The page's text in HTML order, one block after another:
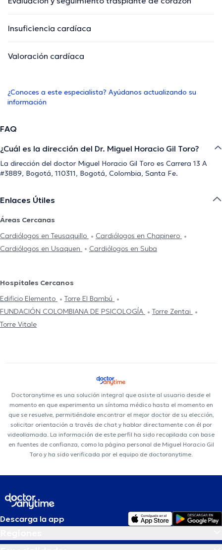
Insuficiencia cardíaca
Valoración cardíaca
¿Conoces a este especialista? Ayúdanos actualizando su
información
FAQ
¿Cuál es la dirección del Dr. Miguel Horacio Gil Toro?
La dirección del doctor Miguel Horacio Gil Toro es Carrera 13 A
#3889, Bogotá, 110311, Bogotá, Colombia, Santa Fe.
Enlaces Útiles
Áreas Cercanas
Cardiólogos en Teusaquillo
Cardiólogos en Chapinero
Cardiólogos en Usaquen
Cardiólogos en Suba
Hospitales Cercanos
Edificio Elemento
Torre El Bambú
FUNDACIÓN COLOMBIANA DE PSICOLOGÍA
Torre Zentai
Torre Vitale
Doctoranytime es una solución integral que asiste al usuario desde el
momento en que experimenta un síntoma médico hasta el momento en
que se resuelve, permitiéndole encontrar el mejor doctor de su elección,
solicitar orientación a través de chat y hablar directamente con él por
videollamada. La información de este perfil ha sido recopilada con base
en fuentes de confianza, como la página personal de Miguel Horacio Gil
Toro y ha sido verificada por el equipo de doctoranytime.
Descarga la app